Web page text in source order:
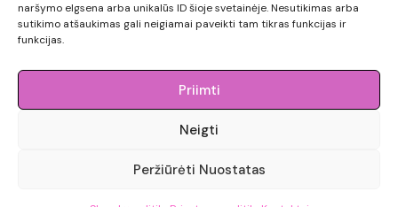
naršymo elgsena arba unikalūs ID šioje svetainėje. Nesutikimas arba
sutikimo atšaukimas gali neigiamai paveikti tam tikras funkcijas ir
funkcijas.
Priimti
Neigti
Peržiūrėti Nuostatas
© 2015 - 2026 roziupasaulis.lt.